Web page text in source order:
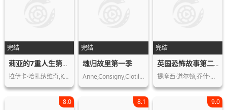
完结
莉亚的7重人生第一季
拉伊卡·哈扎纳维奇,Khalil,Gharb…
完结
魂归故里第一季
Anne,Consigny,Clotilde,Hesme,Céline,…
完结
英国恐怖故事第二季
提摩西·道尔顿,乔什·哈奈特,伊娃·格…
8.0 8.1 9.0